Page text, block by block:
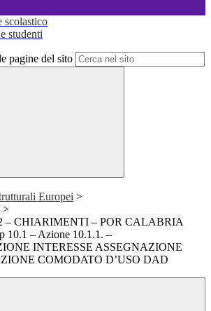
scolastico
studenti
pagine del sito
Europei >
>
– CHIARIMENTI – POR CALABRIA
10.1 – Azione 10.1.1. –
INTERESSE ASSEGNAZIONE
COMODATO D’USO DAD